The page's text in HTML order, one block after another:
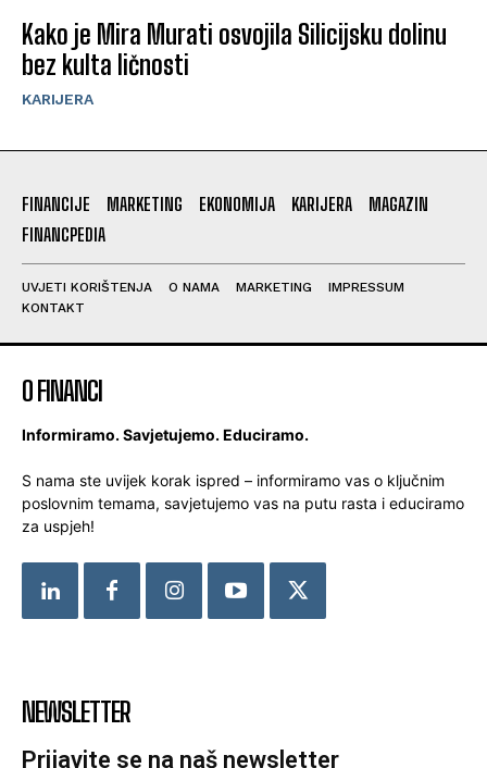
Kako je Mira Murati osvojila Silicijsku dolinu
bez kulta ličnosti
KARIJERA
FINANCIJE MARKETING EKONOMIJA KARIJERA
MAGAZIN
FINANCPEDIA
UVJETI KORIŠTENJA O NAMA MARKETING
IMPRESSUM
KONTAKT
O FINANCI
Informiramo. Savjetujemo. Educiramo.
S nama ste uvijek korak ispred – informiramo vas o ključnim
poslovnim temama, savjetujemo vas na putu rasta i educiramo
za uspjeh!
NEWSLETTER
Prijavite se na naš newsletter